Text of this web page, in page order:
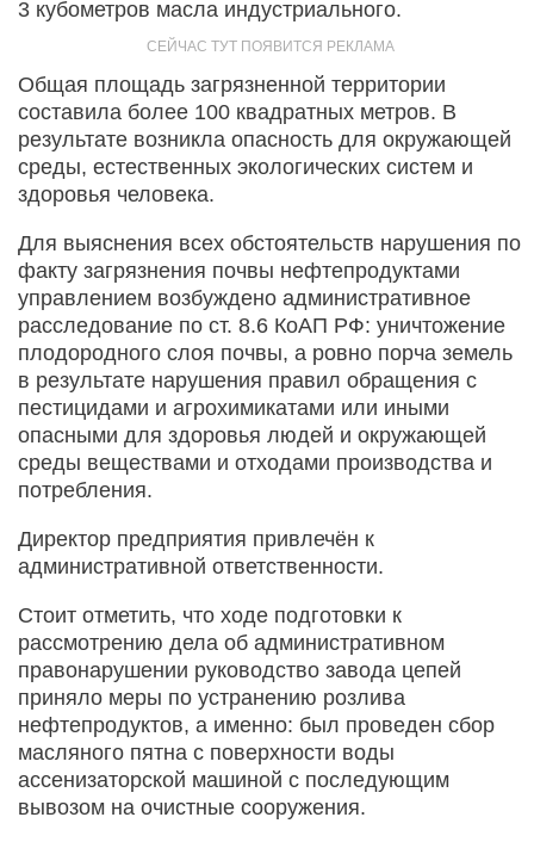
3 кубометров масла индустриального.
Общая площадь загрязненной территории
составила более 100 квадратных метров. В
результате возникла опасность для окружающей
среды, естественных экологических систем и
здоровья человека.
Для выяснения всех обстоятельств нарушения по
факту загрязнения почвы нефтепродуктами
управлением возбуждено административное
расследование по ст. 8.6 КоАП РФ: уничтожение
плодородного слоя почвы, а ровно порча земель
в результате нарушения правил обращения с
пестицидами и агрохимикатами или иными
опасными для здоровья людей и окружающей
среды веществами и отходами производства и
потребления.
Директор предприятия привлечён к
административной ответственности.
Стоит отметить, что ходе подготовки к
рассмотрению дела об административном
правонарушении руководство завода цепей
приняло меры по устранению розлива
нефтепродуктов, а именно: был проведен сбор
масляного пятна с поверхности воды
ассенизаторской машиной с последующим
вывозом на очистные сооружения.